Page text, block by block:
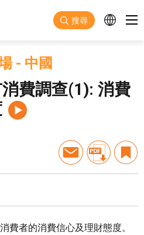
搜尋
- 中國
費調查(1): 消費
費者的消費信心及理財態度。